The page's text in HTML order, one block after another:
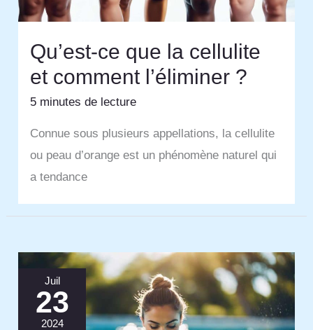
Qu’est-ce que la cellulite
et comment l’éliminer ?
5 minutes de lecture
Connue sous plusieurs appellations, la cellulite
ou peau d’orange est un phénomène naturel qui
a tendance
Juil
23
2024